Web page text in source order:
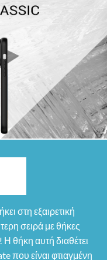
στη εξαιρετική
σειρά με θήκες
θήκη αυτή διαθέτει
που είναι φτιαγμένη